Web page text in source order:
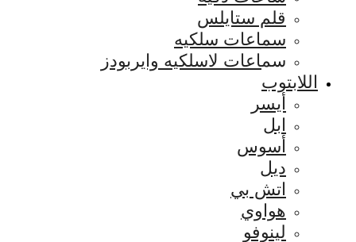
قلم ستايلس
سماعات سلكيه
سماعات لاسلكيه وايربودز
اللابتوب
أيسر
ابل
أسوس
ديل
اتش بي
هواوي
لينوفو